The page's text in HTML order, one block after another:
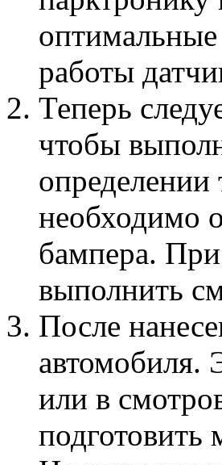
работы
Теперь
чтобы
определении
необходимо
бампера.
выполнить
После
автомобиля.
или в
подготовить